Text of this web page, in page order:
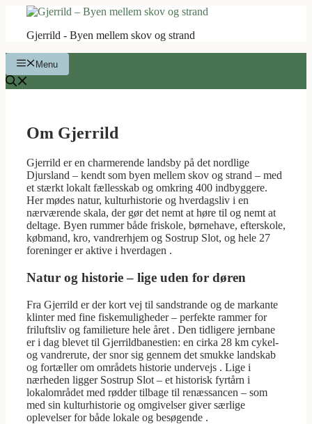
indholdGjerrild - Byen mellem skov og strand
Menu
Om Gjerrild
Gjerrild er en charmerende landsby på det nordlige
Djursland – kendt som byen mellem skov og strand – med
et stærkt lokalt fællesskab og omkring 400 indbyggere.
Her mødes natur, kulturhistorie og hverdagsliv i en
nærværende skala, der gør det nemt at høre til og nemt at
deltage. Byen rummer både friskole, børnehave, efterskole,
købmand, kro, vandrerhjem og Sostrup Slot, og hele 27
foreninger er aktive i hverdagen .
Natur og historie – lige uden for døren
Fra Gjerrild er der kort vej til sandstrande og de markante
klinter med fine fiskemuligheder – perfekte rammer for
friluftsliv og familieture hele året . Den tidligere jernbane
er i dag blevet til Gjerrildbanestien: en cirka 28 km cykel-
og vandrerute, der snor sig gennem det smukke landskab
og fortæller om områdets historie undervejs . Lige i
nærheden ligger Sostrup Slot – et historisk fyrtårn i
lokalområdet med rødder tilbage til renæssancen – som
med sin kulturhistorie og omgivelser giver særlige
oplevelser for både lokale og besøgende .